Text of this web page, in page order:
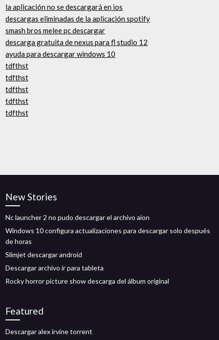
la aplicación no se descargará en ios
descargas eliminadas de la aplicación spotify
smash bros melee pc descargar
descarga gratuita de nexus para fl studio 12
ayuda para descargar windows 10
tdfthst
tdfthst
tdfthst
tdfthst
tdfthst
New Stories
Nc launcher 2 no pudo descargar el archivo aion
Windows 10 configura actualizaciones para descargar solo después
de horas
Slimjet descargar android
Descargar archivo ir para tableta
Rocky horror picture show descarga del álbum original
Featured
Descargar alex irvine torrent